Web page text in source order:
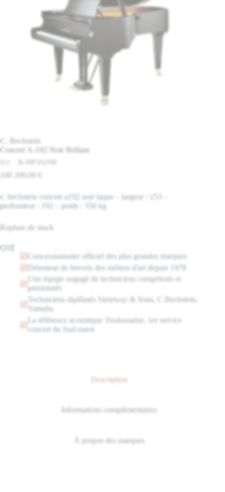
Concert A-192 Noir Brillant
C. Bechstein
100 200,00 €
c. bechstein concert a192 noir laque – largeur : 153 –
profondeur : 192 – poids : 350 kg
Rupture de stock
Concessionnaire officiel des plus grandes marques
Détenteur de brevets des métiers d'art depuis 1978
Une équipe engagé de techniciens compétents et
passionnés
Techniciens diplômés Steinway & Sons, C.Bechstein,
Yamaha
La référence acoustique Toulousaine, 1er service
concert du Sud-ouest
Description
Informations complémentaires
À propos des marques